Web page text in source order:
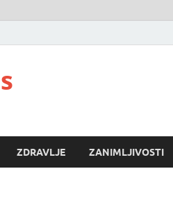
ZDRAVLJE ZANIMLJIVOSTI